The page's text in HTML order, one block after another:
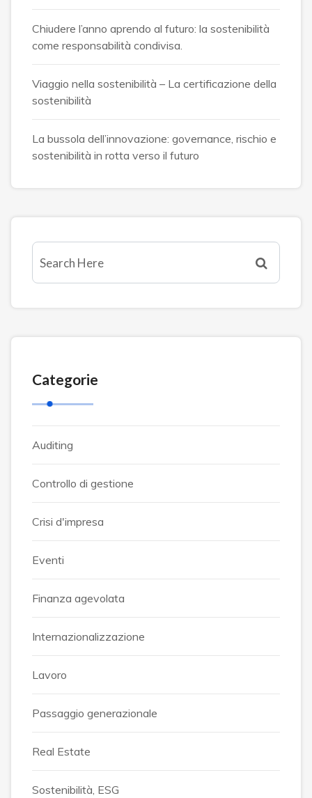
Chiudere l’anno aprendo al futuro: la sostenibilità
come responsabilità condivisa.
Viaggio nella sostenibilità – La certificazione della
sostenibilità
La bussola dell’innovazione: governance, rischio e
sostenibilità in rotta verso il futuro
Categorie
Auditing
Controllo di gestione
Crisi d'impresa
Eventi
Finanza agevolata
Internazionalizzazione
Lavoro
Passaggio generazionale
Real Estate
Sostenibilità, ESG